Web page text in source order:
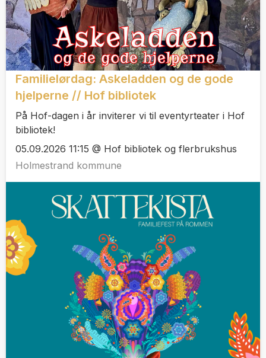
Familielørdag: Askeladden og de gode
hjelperne // Hof bibliotek
På Hof-dagen i år inviterer vi til eventyrteater i Hof
bibliotek!
05.09.2026 11:15 @ Hof bibliotek og flerbrukshus
Holmestrand kommune